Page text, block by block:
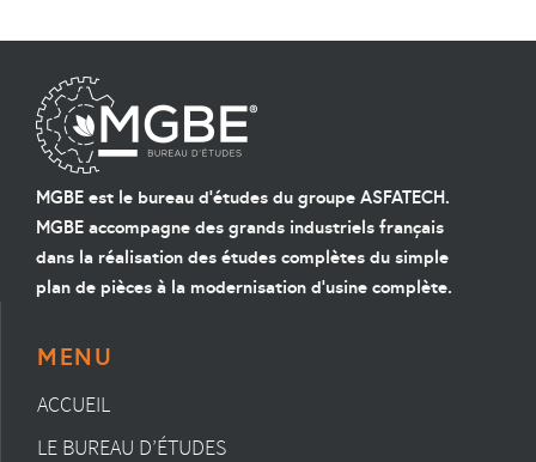
MGBE est le bureau d'études du groupe ASFATECH.
MGBE accompagne des grands industriels français
dans la réalisation des études complètes du simple
plan de pièces à la modernisation d'usine complète.
MENU
ACCUEIL
LE BUREAU D’ÉTUDES